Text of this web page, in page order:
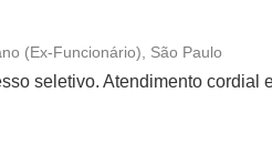
com a vida familiar
(Ex-Funcionário), São Paulo
seletivo. Atendimento cordial